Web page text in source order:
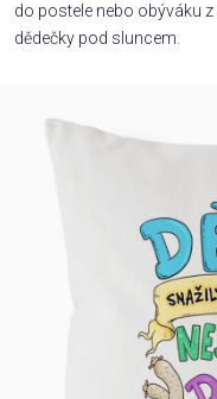
do postele nebo obýváku
dědečky pod sluncem.